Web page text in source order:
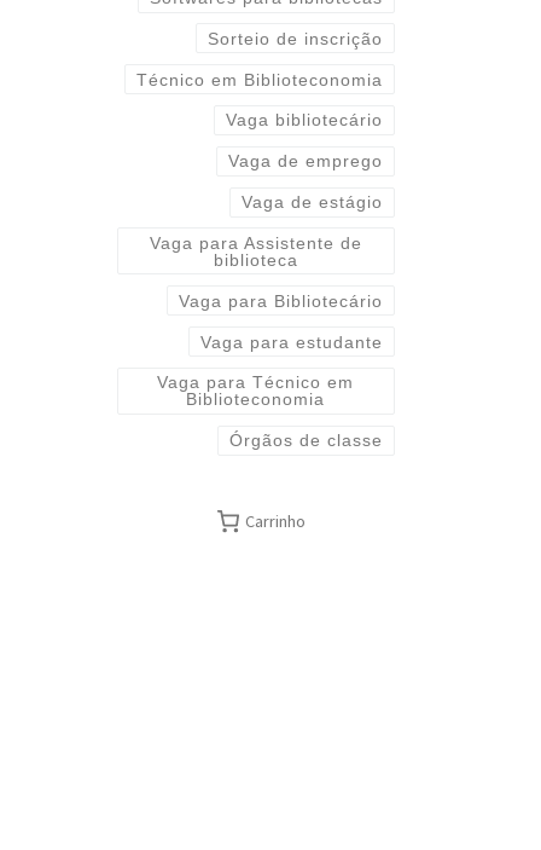
Sorteio de inscrição
Técnico em Biblioteconomia
Vaga bibliotecário
Vaga de emprego
Vaga de estágio
Vaga para Assistente de
biblioteca
Vaga para Bibliotecário
Vaga para estudante
Vaga para Técnico em
Biblioteconomia
Órgãos de classe
Carrinho